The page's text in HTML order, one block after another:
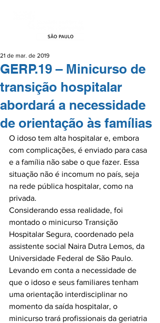
GERP.19 – Minicurso de
transição hospitalar
abordará a necessidade
de orientação às famílias
21 de mar. de 2019
O idoso tem alta hospitalar e, embora
com complicações, é enviado para casa
e a família não sabe o que fazer. Essa
situação não é incomum no país, seja
na rede pública hospitalar, como na
privada.
Considerando essa realidade, foi
montado o minicurso Transição
Hospitalar Segura, coordenado pela
assistente social Naira Dutra Lemos, da
Universidade Federal de São Paulo.
Levando em conta a necessidade de
que o idoso e seus familiares tenham
uma orientação interdisciplinar no
momento da saída hospitalar, o
minicurso trará profissionais da geriatria